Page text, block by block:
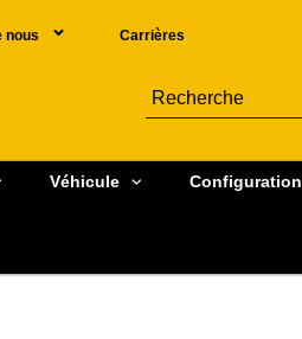
nous Carrières
Véhicule